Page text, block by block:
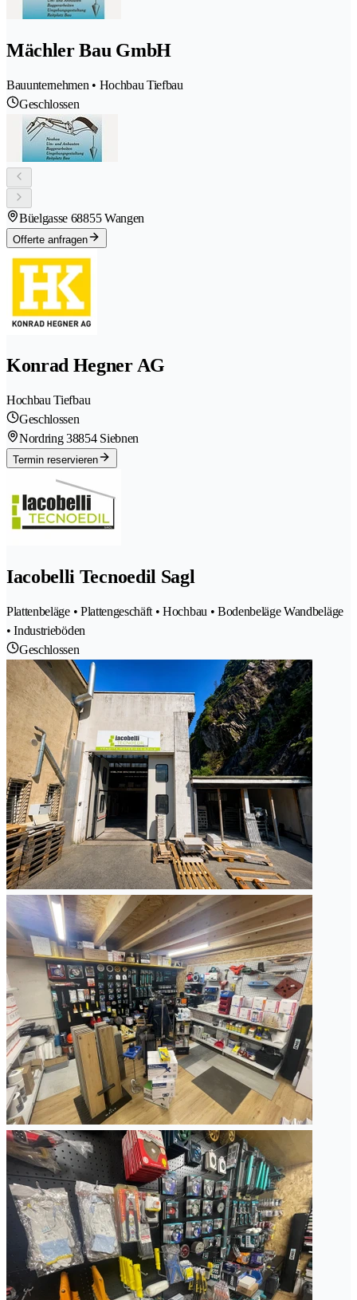
Mächler Bau GmbH
Bauunternehmen • Hochbau Tiefbau
Geschlossen
Büelgasse 68855 Wangen
Offerte anfragen
Konrad Hegner AG
Hochbau Tiefbau
Geschlossen
Nordring 38854 Siebnen
Termin reservieren
Iacobelli Tecnoedil Sagl
Plattenbeläge • Plattengeschäft • Hochbau • Bodenbeläge Wandbeläge
• Industrieböden
Geschlossen